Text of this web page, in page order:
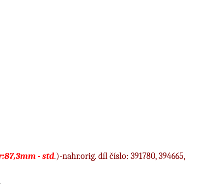
- std.)-nahr.orig. díl číslo: 391780, 394665,